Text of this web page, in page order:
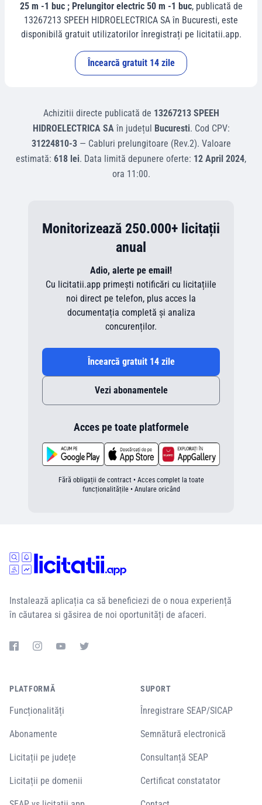
25 m -1 buc ; Prelungitor electric 50 m -1 buc, publicată de
13267213 SPEEH HIDROELECTRICA SA în Bucuresti, este
disponibilă gratuit utilizatorilor înregistrați pe licitatii.app.
Încearcă gratuit 14 zile
Achizitii directe publicată de 13267213 SPEEH
HIDROELECTRICA SAîn județul Bucuresti. Cod CPV:
31224810-3— Cabluri prelungitoare (Rev.2). Valoare
estimată: 618 lei. Data limită depunere oferte: 12 April 2024,
ora 11:00.
Monitorizează 250.000+ licitații
anual
Adio, alerte pe email!
Cu licitatii.app primești notificări cu licitațiile
noi direct pe telefon, plus acces la
documentația completă și analiza
concurenților.
Încearcă gratuit 14 zile
Vezi abonamentele
Acces pe toate platformele
Fără obligații de contract • Acces complet la toate
funcționalitățile • Anulare oricând
Instalează aplicația ca să beneficiezi de o noua experiență
în căutarea si găsirea de noi oportunități de afaceri.
PLATFORMĂ
Funcționalități
Abonamente
Licitații pe județe
Licitații pe domenii
SUPORT
Înregistrare SEAP/SICAP
Semnătură electronică
Consultanță SEAP
Certificat constatator